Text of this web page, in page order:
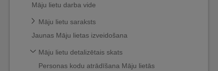
Māju lietu darba vide
Māju lietu saraksts
Jaunas Māju lietas izveidošana
Māju lietu detalizētais skats
Personas kodu atrādīšana Māju lietās